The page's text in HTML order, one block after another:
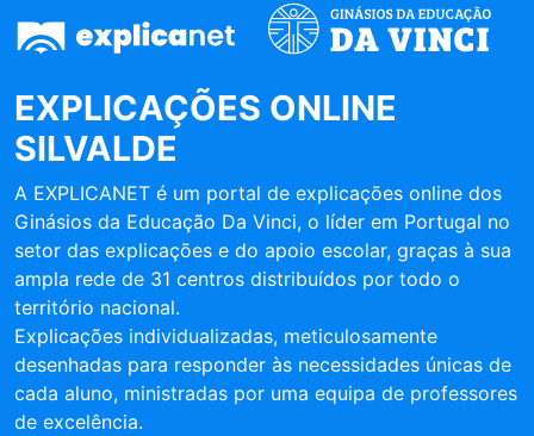
EXPLICAÇÕES ONLINE
SILVALDE
A EXPLICANET é um portal de explicações online dos
Ginásios da Educação Da Vinci, o líder em Portugal no
setor das explicações e do apoio escolar, graças à sua
ampla rede de 31 centros distribuídos por todo o
território nacional.
Explicações individualizadas, meticulosamente
desenhadas para responder às necessidades únicas de
cada aluno, ministradas por uma equipa de professores
de excelência.